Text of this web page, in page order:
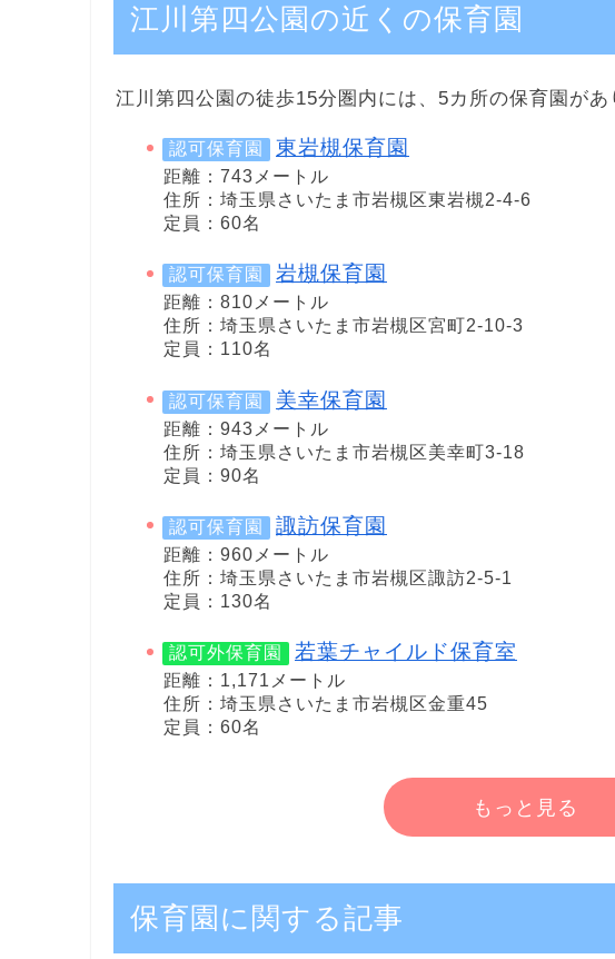
江川第四公園の近くの保育園
江川第四公園の徒歩15分圏内には、5カ所の保育園があ
認可保育園 東岩槻保育園
距離：743メートル
住所：埼玉県さいたま市岩槻区東岩槻2-4-6
定員：60名
認可保育園 岩槻保育園
距離：810メートル
住所：埼玉県さいたま市岩槻区宮町2-10-3
定員：110名
認可保育園 美幸保育園
距離：943メートル
住所：埼玉県さいたま市岩槻区美幸町3-18
定員：90名
認可保育園 諏訪保育園
距離：960メートル
住所：埼玉県さいたま市岩槻区諏訪2-5-1
定員：130名
認可外保育園 若葉チャイルド保育室
距離：1,171メートル
住所：埼玉県さいたま市岩槻区金重45
定員：60名
もっと見る
保育園に関する記事